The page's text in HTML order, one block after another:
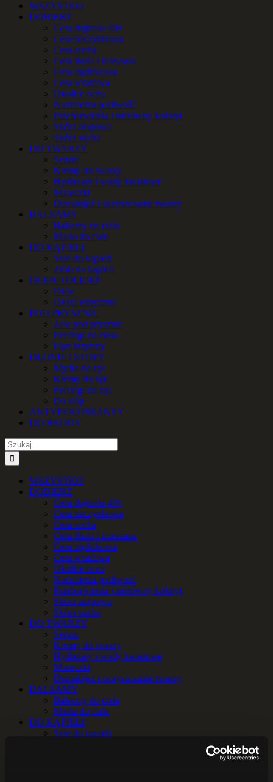
WSZYSTKO
DOBIERZ
Cera dojrzała 40+
Cera naczynkowa
Cera sucha
Cera tłusta i mieszana
Cera trądzikowa
Cera wrażliwa
Okolice oczu
Nadmierna potliwość
Przebarwienia i nierówny koloryt
Skóra atopowa
Skóra sucha
DO TWARZY
Serum
Kremy do twarzy
Hydrolaty i wody kwiatowe
Maseczki
Demakijaż i oczyszczanie twarzy
BALSAMY
Balsamy do ciała
Masła do ciała
DO KĄPIELI
Sole do kąpieli
Zioła do kąpieli
OLEJE i OLEJKI
Oleje
Olejki eteryczne
POD PRYSZNIC
Żele pod prysznic
Peelingi do ciała
Płyn intymny
DŁONIE i STOPY
Mydła do rąk
Kremy do rąk
Peelingi do rąk
Do stóp
ANTYPERSPIRANTY
DO BRODY
Szukaj
WSZYSTKO
DOBIERZ
Cera dojrzała 40+
Cera naczynkowa
Cera sucha
Cera tłusta i mieszana
Cera trądzikowa
Cera wrażliwa
Okolice oczu
Nadmierna potliwość
Przebarwienia i nierówny koloryt
Skóra atopowa
Skóra sucha
DO TWARZY
Serum
Kremy do twarzy
Hydrolaty i wody kwiatowe
Maseczki
Demakijaż i oczyszczanie twarzy
BALSAMY
Balsamy do ciała
Masła do ciała
DO KĄPIELI
Sole do kąpieli